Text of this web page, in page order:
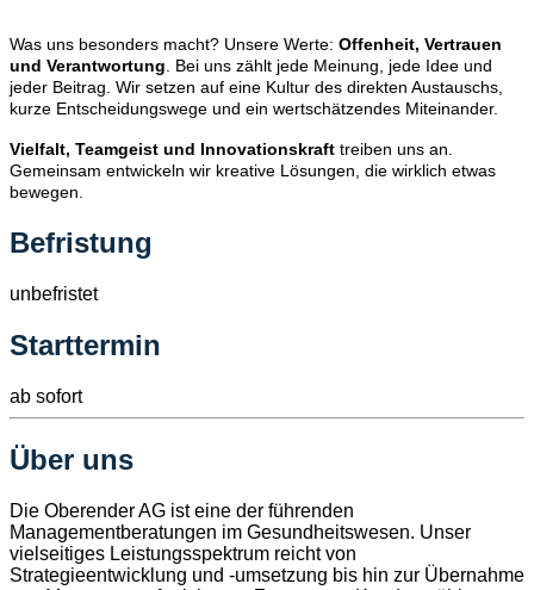
Was uns besonders macht? Unsere Werte: Offenheit, Vertrauen
und Verantwortung. Bei uns zählt jede Meinung, jede Idee und
jeder Beitrag. Wir setzen auf eine Kultur des direkten Austauschs,
kurze Entscheidungswege und ein wertschätzendes Miteinander.
Vielfalt, Teamgeist und Innovationskraft treiben uns an.
Gemeinsam entwickeln wir kreative Lösungen, die wirklich etwas
bewegen.
Befristung
unbefristet
Starttermin
ab sofort
Über uns
Die Oberender AG ist eine der führenden
Managementberatungen im Gesundheitswesen. Unser
vielseitiges Leistungsspektrum reicht von
Strategieentwicklung und -umsetzung bis hin zur Übernahme